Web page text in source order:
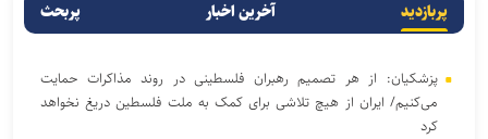
پربازدید آخرین اخبار پربحث
پزشکیان: از هر تصمیم رهبران فلسطینی در روند مذاکرات حمایت
می‌کنیم/ ایران از هیچ تلاشی برای کمک به ملت فلسطین دریغ نخواهد
کرد